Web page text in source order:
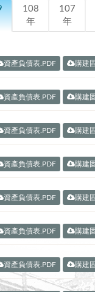
108
年
107
年
資產負債表.PDF 購建
資產負債表.PDF 購建
資產負債表.PDF 購建
資產負債表.PDF 購建
資產負債表.PDF 購建
資產負債表.PDF 購建
資產負債表.PDF 購建